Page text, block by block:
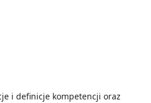
i definicje kompetencji oraz